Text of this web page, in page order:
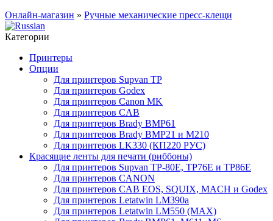
Онлайн-магазин » Ручные механические пресс-клещи
Категории
Принтеры
Опции
Для принтеров Supvan TP
Для принтеров Godex
Для принтеров Canon MK
Для принтеров CAB
Для принтеров Brady BMP61
Для принтеров Brady BMP21 и M210
Для принтеров LK330 (КП220 РУС)
Красящие ленты для печати (риббоны)
Для принтеров Supvan TP-80E, TP76E и TP86E
Для принтеров CANON
Для принтеров CAB EOS, SQUIX, MACH и Godex
Для принтеров Letatwin LM390a
Для принтеров Letatwin LM550 (MAX)